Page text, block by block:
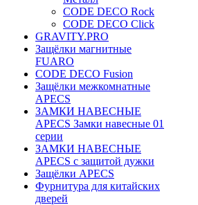
CODE DECO Rock
CODE DECO Click
GRAVITY.PRO
Защёлки магнитные
FUARO
CODE DECO Fusion
Защёлки межкомнатные
APECS
ЗАМКИ НАВЕСНЫЕ
APECS Замки навесные 01
серии
ЗАМКИ НАВЕСНЫЕ
APECS с защитой дужки
Защёлки APECS
Фурнитура для китайских
дверей